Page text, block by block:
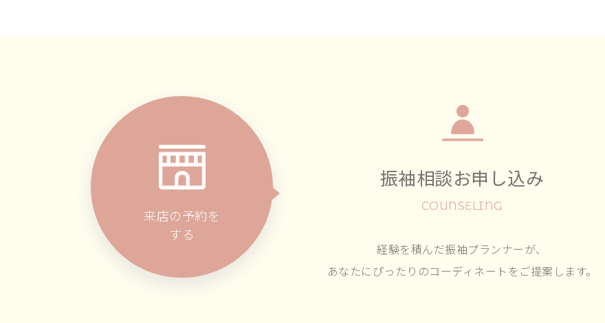
来店の予約を
する
振袖相談お申し込み
COUNSELING
経験を積んだ振袖プランナーが、
あなたにぴったりのコーディネートをご提案します。